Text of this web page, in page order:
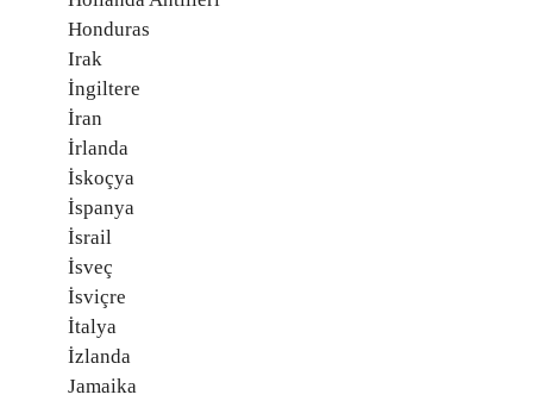
Honduras
Irak
İngiltere
İran
İrlanda
İskoçya
İspanya
İsrail
İsveç
İsviçre
İtalya
İzlanda
Jamaika